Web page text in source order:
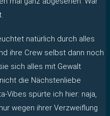
natürlich durch alles
ihre Crew selbst dann noch
sich alles mit Gewalt
die Nächstenliebe
Vibes spürte ich hier: naja,
wegen ihrer Verzweiflung